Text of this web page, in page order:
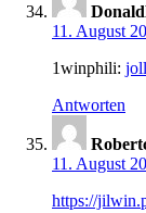
11. August
1winphili:
Antworten
11. August
https://